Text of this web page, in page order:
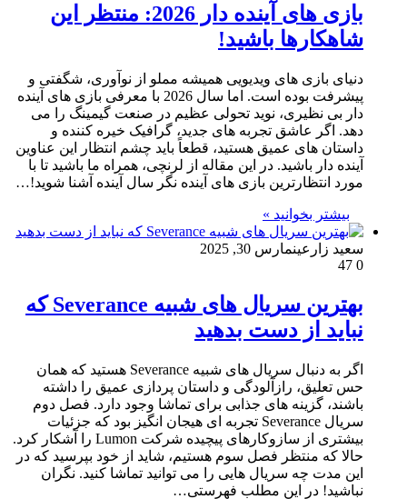
بازی‌ های آینده دار 2026: منتظر این
شاهکارها باشید!
دنیای بازی‌ های ویدیویی همیشه مملو از نوآوری، شگفتی و
پیشرفت بوده است. اما سال 2026 با معرفی بازی‌ های آینده
دار بی‌ نظیری، نوید تحولی عظیم در صنعت گیمینگ را می‌
دهد. اگر عاشق تجربه‌ های جدید، گرافیک خیره‌ کننده و
داستان‌ های عمیق هستید، قطعاً باید چشم انتظار این عناوین
آینده دار باشید. در این مقاله از لرنچی، همراه ما باشید تا با
مورد انتظارترین بازی‌ های آینده‌ نگر سال آینده آشنا شوید!…
بیشتر بخوانید »
سعید زارعینمارس 30, 2025
0
بهترین سریال های شبیه Severance که
نباید از دست بدهید
اگر به دنبال سریال های شبیه Severance هستید که همان
حس تعلیق، رازآلودگی و داستان پردازی عمیق را داشته
باشند، گزینه های جذابی برای تماشا وجود دارد. فصل دوم
سریال Severance تجربه ای هیجان انگیز بود که جزئیات
بیشتری از سازوکارهای پیچیده شرکت Lumon را آشکار کرد.
حالا که منتظر فصل سوم هستیم، شاید از خود بپرسید که در
این مدت چه سریال هایی را می توانید تماشا کنید. نگران
نباشید! در این مطلب فهرستی…